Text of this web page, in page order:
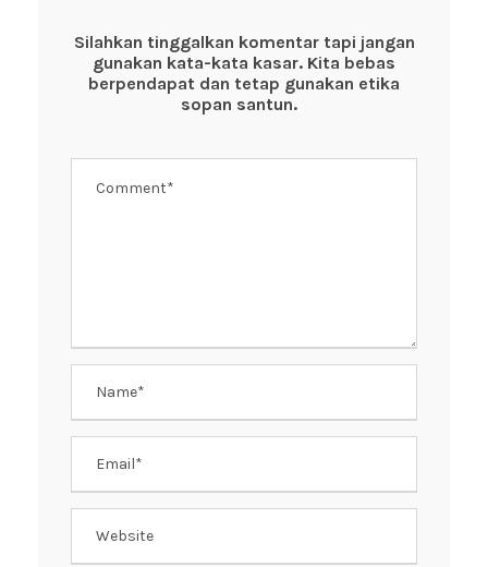
o
o
p
p
Silahkan tinggalkan komentar tapi jangan
gunakan kata-kata kasar. Kita bebas
berpendapat dan tetap gunakan etika
sopan santun.